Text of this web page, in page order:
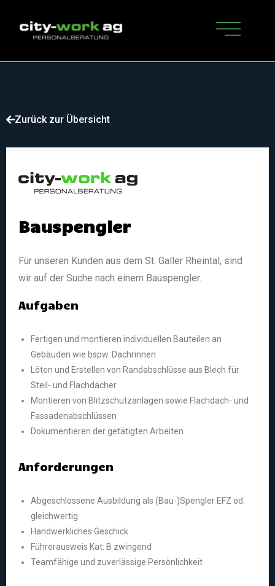
Zurück zur Übersicht
Bauspengler
Für unseren Kunden aus dem St. Galler Rheintal, sind
wir auf der Suche nach einem Bauspengler.
Aufgaben
Fertigen und montieren individuellen Bauteilen an
Gebäuden wie bspw. Dachrinnen
Löten und Erstellen von Randabschlüsse aus Blech für
Steil- und Flachdächer
Montieren von Blitzschutzanlagen sowie Flachdach- und
Fassadenabschlüssen
Dokumentieren der getätigten Arbeiten
Anforderungen
Abgeschlossene Ausbildung als (Bau-)Spengler EFZ od.
gleichwertig
Handwerkliches Geschick
Führerausweis Kat. B zwingend
Teamfähige und zuverlässige Persönlichkeit